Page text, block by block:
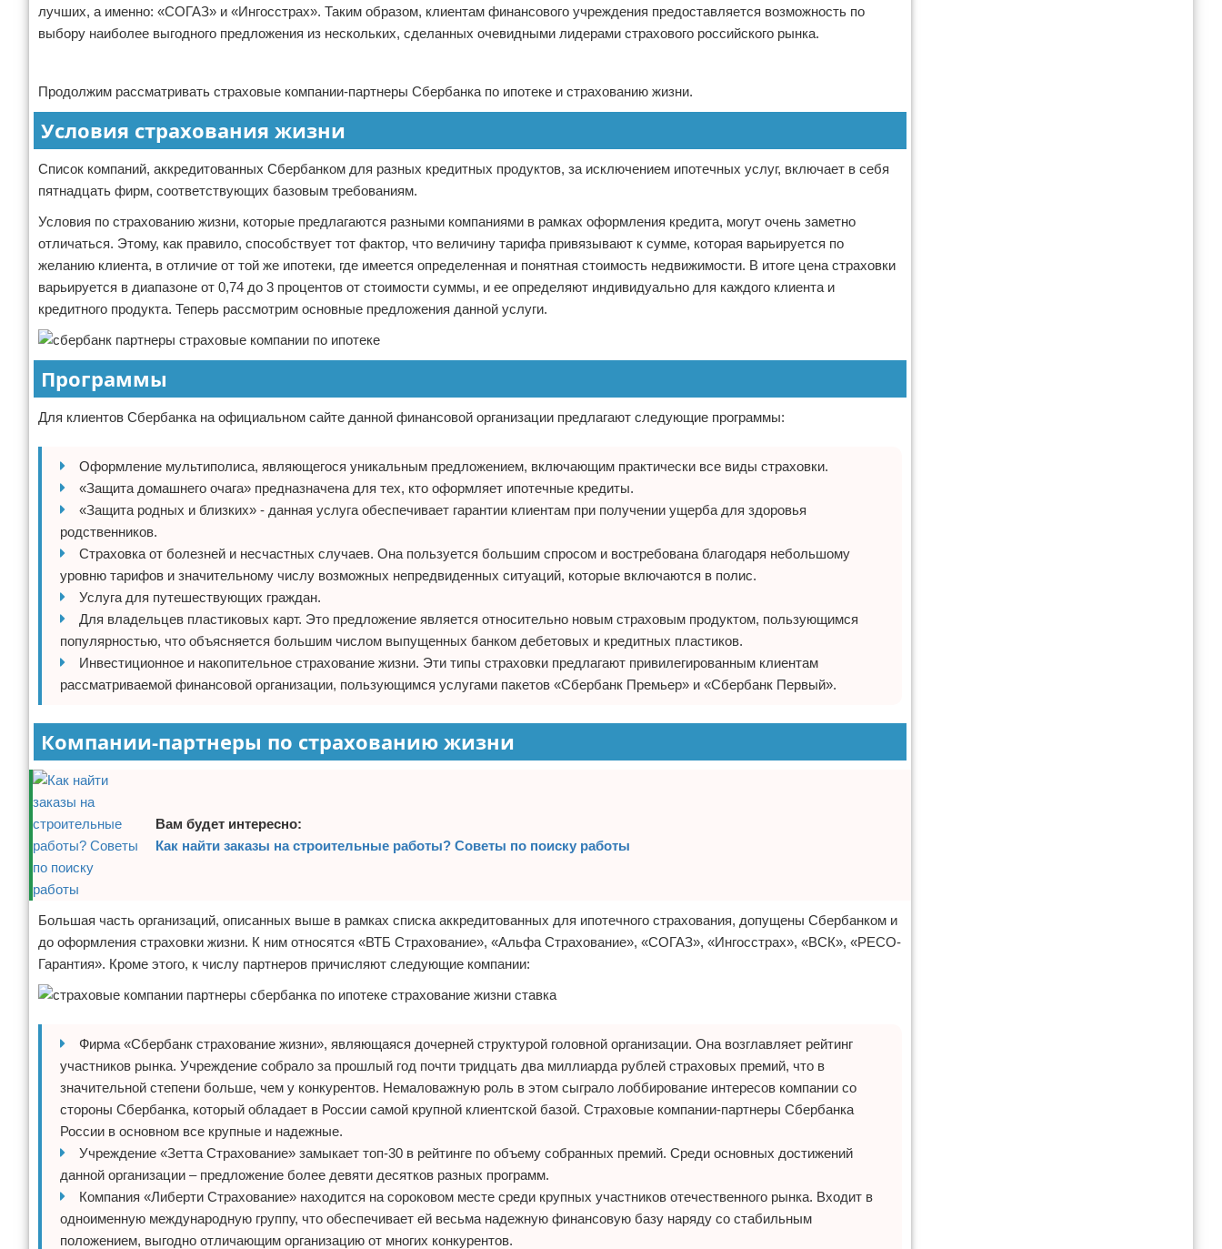
лучших, а именно: «СОГАЗ» и «Ингосстрах». Таким образом, клиентам финансового учреждения предоставляется возможность по
выбору наиболее выгодного предложения из нескольких, сделанных очевидными лидерами страхового российского рынка.
Продолжим рассматривать страховые компании-партнеры Сбербанка по ипотеке и страхованию жизни.
Условия страхования жизни
Список компаний, аккредитованных Сбербанком для разных кредитных продуктов, за исключением ипотечных услуг, включает в себя
пятнадцать фирм, соответствующих базовым требованиям.
Условия по страхованию жизни, которые предлагаются разными компаниями в рамках оформления кредита, могут очень заметно
отличаться. Этому, как правило, способствует тот фактор, что величину тарифа привязывают к сумме, которая варьируется по
желанию клиента, в отличие от той же ипотеки, где имеется определенная и понятная стоимость недвижимости. В итоге цена страховки
варьируется в диапазоне от 0,74 до 3 процентов от стоимости суммы, и ее определяют индивидуально для каждого клиента и
кредитного продукта. Теперь рассмотрим основные предложения данной услуги.
Программы
Для клиентов Сбербанка на официальном сайте данной финансовой организации предлагают следующие программы:
Оформление мультиполиса, являющегося уникальным предложением, включающим практически все виды страховки.
«Защита домашнего очага» предназначена для тех, кто оформляет ипотечные кредиты.
«Защита родных и близких» - данная услуга обеспечивает гарантии клиентам при получении ущерба для здоровья
родственников.
Страховка от болезней и несчастных случаев. Она пользуется большим спросом и востребована благодаря небольшому
уровню тарифов и значительному числу возможных непредвиденных ситуаций, которые включаются в полис.
Услуга для путешествующих граждан.
Для владельцев пластиковых карт. Это предложение является относительно новым страховым продуктом, пользующимся
популярностью, что объясняется большим числом выпущенных банком дебетовых и кредитных пластиков.
Инвестиционное и накопительное страхование жизни. Эти типы страховки предлагают привилегированным клиентам
рассматриваемой финансовой организации, пользующимся услугами пакетов «Сбербанк Премьер» и «Сбербанк Первый».
Компании-партнеры по страхованию жизни
Вам будет интересно:
Как найти заказы на строительные работы? Советы по поиску работы
Большая часть организаций, описанных выше в рамках списка аккредитованных для ипотечного страхования, допущены Сбербанком и
до оформления страховки жизни. К ним относятся «ВТБ Страхование», «Альфа Страхование», «СОГАЗ», «Ингосстрах», «ВСК», «РЕСО-
Гарантия». Кроме этого, к числу партнеров причисляют следующие компании:
Фирма «Сбербанк страхование жизни», являющаяся дочерней структурой головной организации. Она возглавляет рейтинг
участников рынка. Учреждение собрало за прошлый год почти тридцать два миллиарда рублей страховых премий, что в
значительной степени больше, чем у конкурентов. Немаловажную роль в этом сыграло лоббирование интересов компании со
стороны Сбербанка, который обладает в России самой крупной клиентской базой. Страховые компании-партнеры Сбербанка
России в основном все крупные и надежные.
Учреждение «Зетта Страхование» замыкает топ-30 в рейтинге по объему собранных премий. Среди основных достижений
данной организации – предложение более девяти десятков разных программ.
Компания «Либерти Страхование» находится на сороковом месте среди крупных участников отечественного рынка. Входит в
одноименную международную группу, что обеспечивает ей весьма надежную финансовую базу наряду со стабильным
положением, выгодно отличающим организацию от многих конкурентов.